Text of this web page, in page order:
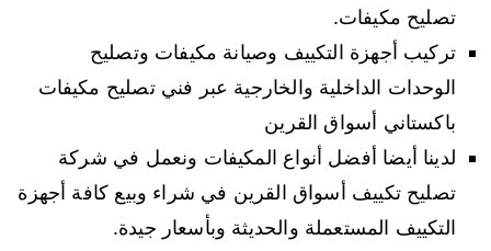
تصليح مكيفات.
تركيب أجهزة التكييف وصيانة مكيفات وتصليح
الوحدات الداخلية والخارجية عبر فني تصليح مكيفات
باكستاني أسواق القرين
لدينا أيضا أفضل أنواع المكيفات ونعمل في شركة
تصليح تكييف أسواق القرين في شراء وبيع كافة أجهزة
التكييف المستعملة والحديثة وبأسعار جيدة.